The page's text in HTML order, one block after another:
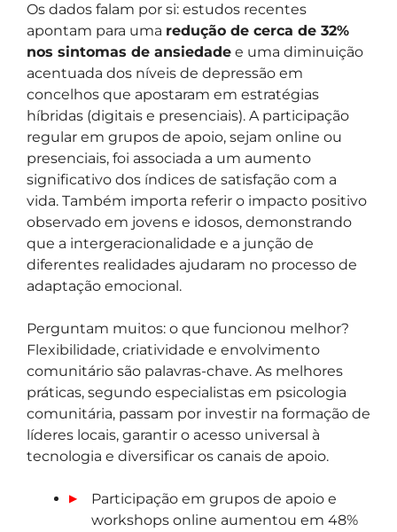
Os dados falam por si: estudos recentes
apontam para uma redução de cerca de 32%
nos sintomas de ansiedade e uma diminuição
acentuada dos níveis de depressão em
concelhos que apostaram em estratégias
híbridas (digitais e presenciais). A participação
regular em grupos de apoio, sejam online ou
presenciais, foi associada a um aumento
significativo dos índices de satisfação com a
vida. Também importa referir o impacto positivo
observado em jovens e idosos, demonstrando
que a intergeracionalidade e a junção de
diferentes realidades ajudaram no processo de
adaptação emocional.
Perguntam muitos: o que funcionou melhor?
Flexibilidade, criatividade e envolvimento
comunitário são palavras-chave. As melhores
práticas, segundo especialistas em psicologia
comunitária, passam por investir na formação de
líderes locais, garantir o acesso universal à
tecnologia e diversificar os canais de apoio.
Participação em grupos de apoio e
workshops online aumentou em 48%